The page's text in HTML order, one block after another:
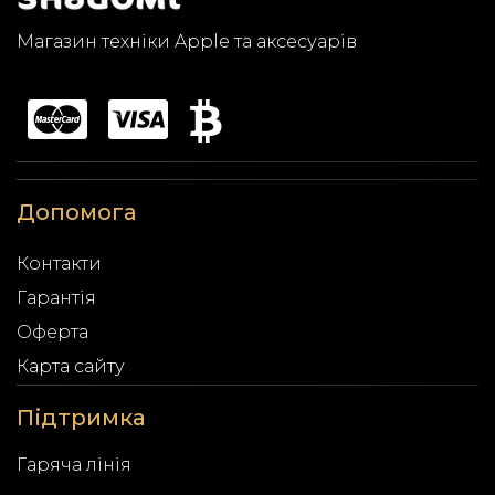
Магазин техніки Apple та аксесуарів
Допомога
Контакти
Гарантія
Оферта
Карта сайту
Підтримка
Гаряча лінія